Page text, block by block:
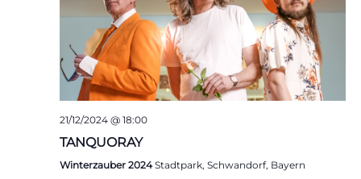
21/12/2024 @ 18:00
TANQUORAY
Winterzauber 2024Stadtpark, Schwandorf, Bayern